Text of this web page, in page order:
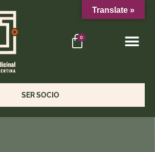
0
SER SOCIO
Translate »